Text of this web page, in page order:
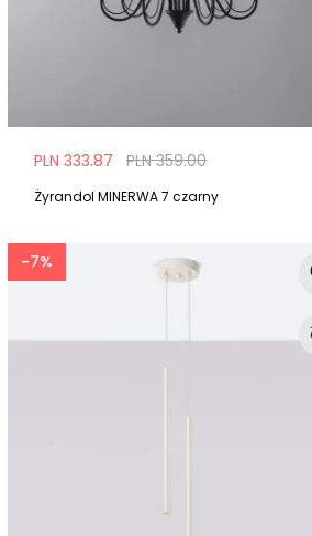
PLN 359.00
PLN 333.87
Żyrandol MINERWA 7 czarny
-7%